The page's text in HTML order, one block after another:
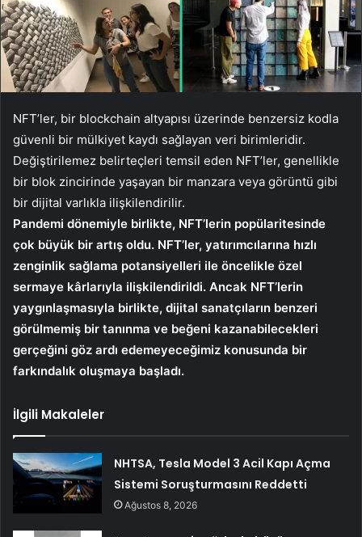
NFT’ler, bir blockchain altyapısı üzerinde benzersiz kodla
güvenli bir mülkiyet kaydı sağlayan veri birimleridir.
Değiştirilemez belirteçleri temsil eden NFT’ler, genellikle
bir blok zincirinde yaşayan bir manzara veya görüntü gibi
bir dijital varlıkla ilişkilendirilir.
Pandemi dönemiyle birlikte, NFT’lerin popülaritesinde
çok büyük bir artış oldu. NFT’ler, yatırımcılarına hızlı
zenginlik sağlama potansiyelleri ile öncelikle özel
sermaye kârlarıyla ilişkilendirildi. Ancak NFT’lerin
yaygınlaşmasıyla birlikte, dijital sanatçıların benzeri
görülmemiş bir tanınma ve beğeni kazanabilecekleri
gerçeğini göz ardı edemeyeceğimiz konusunda bir
farkındalık oluşmaya başladı.
İlgili Makaleler
NHTSA, Tesla Model 3 Acil Kapı Açma
Sistemi Soruşturmasını Reddetti
Ağustos 8, 2026